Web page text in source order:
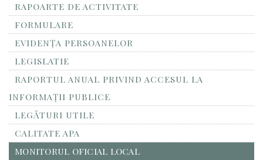
RAPOARTE DE ACTIVITATE
FORMULARE
EVIDENȚA PERSOANELOR
LEGISLATIE
RAPORTUL ANUAL PRIVIND ACCESUL LA
INFORMAŢII PUBLICE
LEGĂTURI UTILE
CALITATE APA
MONITORUL OFICIAL LOCAL